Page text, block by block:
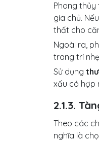
Phong
gia chủ.
thất cho
Ngoài ra,
trang trí
Sử dụng
xấu có hợp
2.1.3.
Theo các
nghĩa là